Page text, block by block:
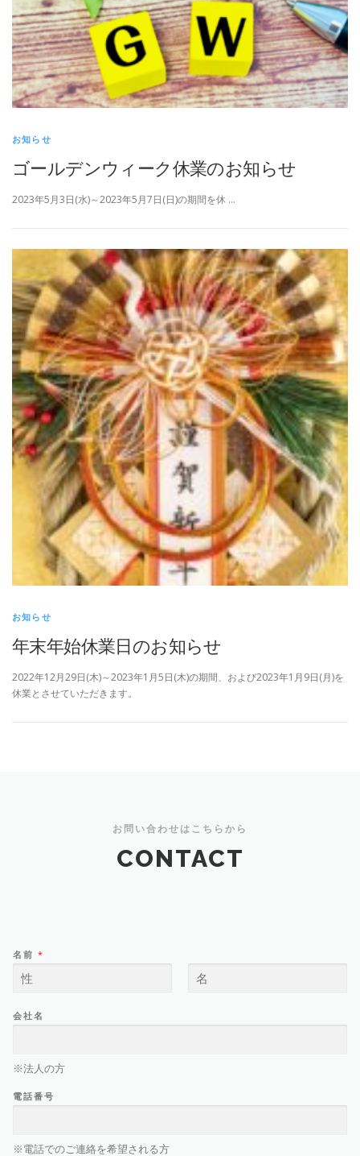
お知らせ
ゴールデンウィーク休業のお知らせ
2023年5月3日(水)～2023年5月7日(日)の期間を休 …
お知らせ
年末年始休業日のお知らせ
2022年12月29日(木)～2023年1月5日(木)の期間、および2023年1月9日(月)を
休業とさせていただきます。
お問い合わせはこちらから
CONTACT
名前 *
会社名
※法人の方
電話番号
※電話でのご連絡を希望される方